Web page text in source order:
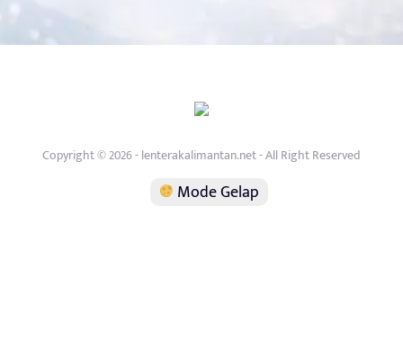
Copyright © 2026 - lenterakalimantan.net - All Right Reserved
Mode Gelap